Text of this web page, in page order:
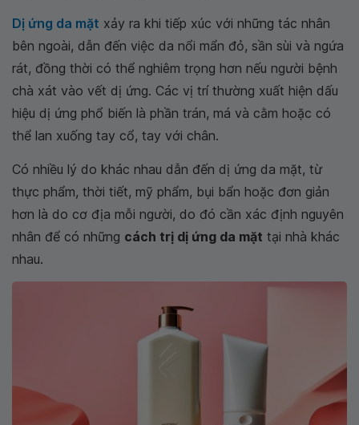
Dị ứng da mặt xảy ra khi tiếp xúc với những tác nhân
bên ngoài, dẫn đến việc da nổi mẩn đỏ, sần sùi và ngứa
rát, đồng thời có thể nghiêm trọng hơn nếu người bệnh
chà xát vào vết dị ứng. Các vị trí thường xuất hiện dấu
hiệu dị ứng phổ biến là phần trán, má và cằm hoặc có
thể lan xuống tay cổ, tay với chân.
Có nhiều lý do khác nhau dẫn đến dị ứng da mặt, từ
thực phẩm, thời tiết, mỹ phẩm, bụi bẩn hoặc đơn giản
hơn là do cơ địa mỗi người, do đó cần xác định nguyên
nhân để có những cách trị dị ứng da mặt tại nhà khác
nhau.